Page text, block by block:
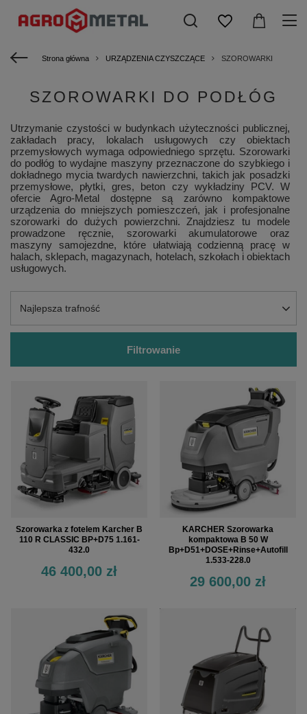
Strona główna URZĄDZENIA CZYSZCZĄCE SZOROWARKI
SZOROWARKI DO PODŁÓG
Utrzymanie czystości w budynkach użyteczności publicznej,
zakładach pracy, lokalach usługowych czy obiektach
przemysłowych wymaga odpowiedniego sprzętu. Szorowarki
do podłóg to wydajne maszyny przeznaczone do szybkiego i
dokładnego mycia twardych nawierzchni, takich jak posadzki
przemysłowe, płytki, gres, beton czy wykładziny PCV. W
ofercie Agro-Metal dostępne są zarówno kompaktowe
urządzenia do mniejszych pomieszczeń, jak i profesjonalne
szorowarki do dużych powierzchni. Znajdziesz tu modele
prowadzone ręcznie, szorowarki akumulatorowe oraz
maszyny samojezdne, które ułatwiają codzienną pracę w
halach, sklepach, magazynach, hotelach, szkołach i obiektach
usługowych.
Zmień sortowanie
Najlepsza trafność
Filtrowanie
Szorowarka z fotelem Karcher B
110 R CLASSIC BP+D75 1.161-
432.0
46 400,00 zł
KARCHER Szorowarka
kompaktowa B 50 W
Bp+D51+DOSE+Rinse+Autofill
1.533-228.0
29 600,00 zł